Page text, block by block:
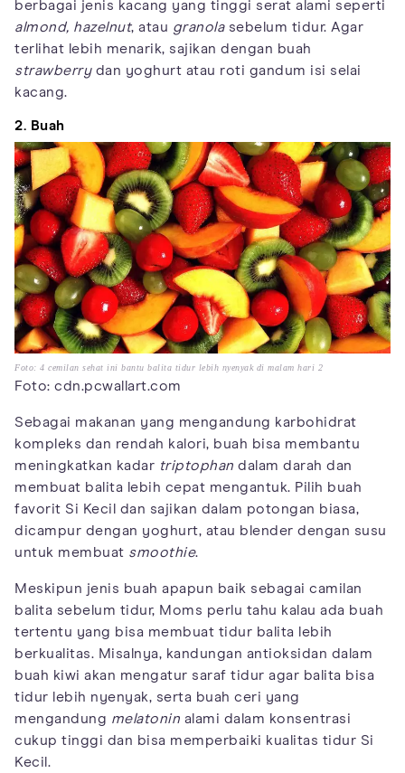
berbagai jenis kacang yang tinggi serat alami seperti
almond, hazelnut, atau granolasebelum tidur. Agar
terlihat lebih menarik, sajikan dengan buah
strawberrydan yoghurt atau roti gandum isi selai
kacang.
2. Buah
Foto: 4 cemilan sehat ini bantu balita tidur lebih nyenyak di malam hari 2
Foto: cdn.pcwallart.com
Sebagai makanan yang mengandung karbohidrat
kompleks dan rendah kalori, buah bisa membantu
meningkatkan kadar triptophan dalam darah dan
membuat balita lebih cepat mengantuk. Pilih buah
favorit Si Kecil dan sajikan dalam potongan biasa,
dicampur dengan yoghurt, atau blender dengan susu
untuk membuat smoothie.
Meskipun jenis buah apapun baik sebagai camilan
balita sebelum tidur, Moms perlu tahu kalau ada buah
tertentu yang bisa membuat tidur balita lebih
berkualitas. Misalnya, kandungan antioksidan dalam
buah kiwi akan mengatur saraf tidur agar balita bisa
tidur lebih nyenyak, serta buah ceri yang
mengandung melatonin alami dalam konsentrasi
cukup tinggi dan bisa memperbaiki kualitas tidur Si
Kecil.